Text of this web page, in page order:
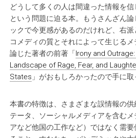
どうして多くの人は間違った情報を信
という問題に迫る本。もうさんざん
ックで今更感があるのだけれど、右
コメディの質とそれによって生じる
論じた著者の前著「Irony and
Landscape of Rage, Fear, and
States 」がおもしろかったので手に取
本書の特徴は、さまざまな誤情報の
テータ、ソーシャルメディアを含む
アなど他国の工作など）ではなく需